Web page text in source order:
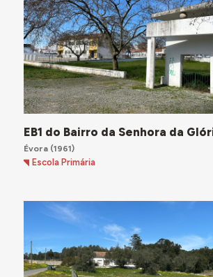
EB1 do Bairro da Senhora da
Évora(1961)
Escola Primária